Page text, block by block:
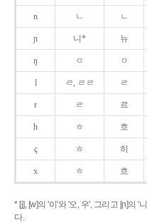
n ㄴ ㄴ
ɲ 니* 뉴
ŋ ㅇ ㅇ
l ㄹ, ㄹㄹ ㄹ
r ㄹ 르
h ㅎ 흐
ç ㅎ 히
x ㅎ 흐
* [j], [w]의 '이'와 '오, 우', 그리고 [ɲ]의
다.